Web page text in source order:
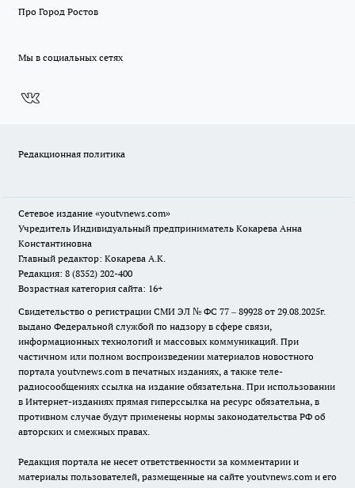
Про Город Ростов
Мы в социальных сетях
Редакционная политика
Сетевое издание «youtvnews.com»
Учредитель Индивидуальный предприниматель Кокарева Анна
Константиновна
Главный редактор: Кокарева А.К.
Редакция: 8 (8352) 202-400
Возрастная категория сайта: 16+
Свидетельство о регистрации СМИ ЭЛ № ФС 77 – 89928 от 29.08.2025г.
выдано Федеральной службой по надзору в сфере связи,
информационных технологий и массовых коммуникаций. При
частичном или полном воспроизведении материалов новостного
портала youtvnews.com в печатных изданиях, а также теле-
радиосообщениях ссылка на издание обязательна. При использовании
в Интернет-изданиях прямая гиперссылка на ресурс обязательна, в
противном случае будут применены нормы законодательства РФ об
авторских и смежных правах.
Редакция портала не несет ответственности за комментарии и
материалы пользователей, размещенные на сайте youtvnews.com и его